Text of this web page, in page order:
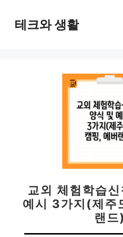
테크와 생활
교외 체험학습
예시 3가지(제주
랜드)